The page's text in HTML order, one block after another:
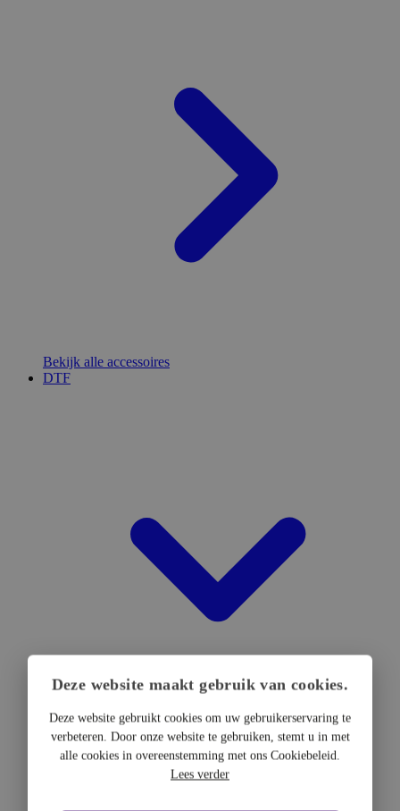
Bekijk alle accessoires
DTF
DTF Hardware
DTF Printers
Deze website maakt gebruik van cookies.
Deze website gebruikt cookies om uw gebruikerservaring te
verbeteren. Door onze website te gebruiken, stemt u in met
alle cookies in overeenstemming met ons Cookiebeleid.
Lees verder